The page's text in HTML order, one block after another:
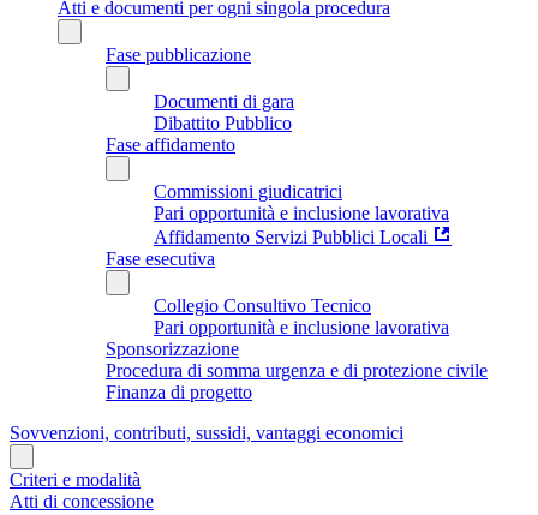
Atti e documenti per ogni singola procedura
Fase pubblicazione
Documenti di gara
Dibattito Pubblico
Fase affidamento
Commissioni giudicatrici
Pari opportunità e inclusione lavorativa
Affidamento Servizi Pubblici Locali
Fase esecutiva
Collegio Consultivo Tecnico
Pari opportunità e inclusione lavorativa
Sponsorizzazione
Procedura di somma urgenza e di protezione civile
Finanza di progetto
Sovvenzioni, contributi, sussidi, vantaggi economici
Criteri e modalità
Atti di concessione